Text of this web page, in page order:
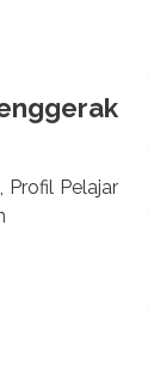
Pelajar